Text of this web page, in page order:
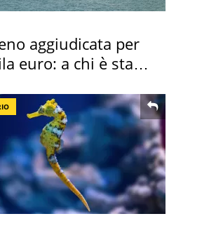
aggiudicata per
euro: a chi è stata